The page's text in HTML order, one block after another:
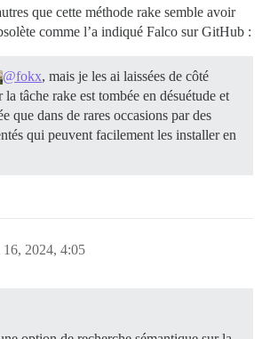
que cette méthode rake semble avoir
comme l’a indiqué Falco sur GitHub :
@fokx, mais je les ai laissées de côté
tâche rake est tombée en désuétude et
que dans de rares occasions par des
qui peuvent facilement les installer en
2024, 4:05